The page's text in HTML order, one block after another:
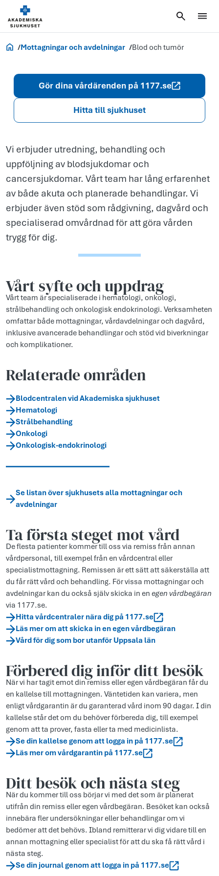
Akademiska.se
Mottagningar och avdelningar Blod och tumör
tumör
Gör dina vårdärenden på 1177.se
Hitta till sjukhuset
Vi erbjuder utredning, behandling och
uppföljning av blodsjukdomar och
cancersjukdomar. Vårt team har lång erfarenhet
av både akuta och planerade behandlingar. Vi
erbjuder även stöd som rådgivning, dagvård och
specialiserad omvårdnad för att göra vården
trygg för dig.
Vårt syfte och uppdr­ag
Vårt team är specialiserade i hematologi, onkologi,
strålbehandling och onkologisk endokrinologi. Verksamheten
omfattar både mottagningar, vårdavdelningar och dagvård,
inklusive avancerade behandlingar och stöd vid biverkningar
och komplikationer.
Relaterade områden
Blodcentralen vid Akademiska sjukhuset
Hematologi
Strålbehandling
Onkologi
Onkologisk-endokrinologi
Se listan över sjukhusets alla mottagningar och
avdelningar
Ta första steget mot vård
De flesta patienter kommer till oss via remiss från annan
vårdpersonal, till exempel från en vårdcentral eller
specialistmottagning. Remissen är ett sätt att säkerställa att
du får rätt vård och behandling. För vissa mottagningar och
avdelningar kan du också själv skicka in en egen vårdbegäran
via 1177.se.
Hitta vårdcentraler nära dig på 1177.se
Läs mer om att skicka in en egen vårdbegäran
Vård för dig som bor utanför Uppsala län
Förbered dig inför ditt besök
När vi har tagit emot din remiss eller egen vårdbegäran får du
en kallelse till mottagningen. Väntetiden kan variera, men
enligt vårdgarantin är du garanterad vård inom 90 dagar. I din
kallelse står det om du behöver förbereda dig, till exempel
genom att ta prover, fasta eller ta med medicinlista.
Se din kallelse genom att logga in på 1177.se
Läs mer om vårdgarantin på 1177.se
Ditt besök och nästa steg
När du kommer till oss börjar vi med det som är planerat
utifrån din remiss eller egen vårdbegäran. Besöket kan också
innebära fler undersökningar eller behandlingar om vi
bedömer att det behövs. Ibland remitterar vi dig vidare till en
annan mottagning eller specialist för att du ska få rätt vård i
nästa steg.
Se din journal genom att logga in på 1177.se